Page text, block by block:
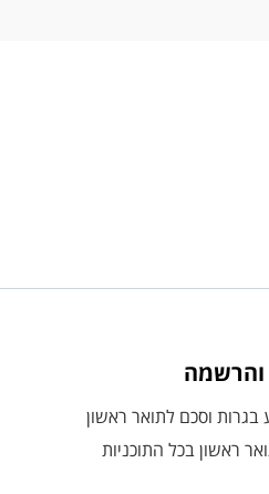
והרשמה
וסכם לתואר ראשון
ראשון בכל התוכניות